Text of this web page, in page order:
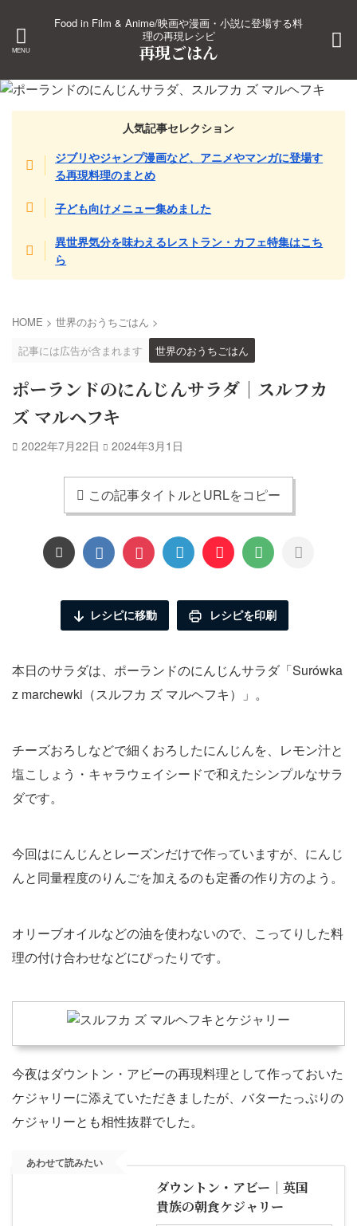
Food in Film & Anime/映画や漫画・小説に登場する料
理の再現レシピ
再現ごはん
人気記事セレクション
ジブリやジャンプ漫画など、アニメやマンガに登場す
る再現料理のまとめ
子ども向けメニュー集めました
異世界気分を味わえるレストラン・カフェ特集はこち
ら
HOME > 世界のおうちごはん >
記事には広告が含まれます
世界のおうちごはん
ポーランドのにんじんサラダ｜スルフカ
ズ マルヘフキ
2022年7月22日 2024年3月1日
この記事タイトルとURLをコピー
レシピに移動 レシピを印刷
本日のサラダは、ポーランドのにんじんサラダ「Surówka
z marchewki（スルフカ ズ マルヘフキ）」。
チーズおろしなどで細くおろしたにんじんを、レモン汁と
塩こしょう・キャラウェイシードで和えたシンプルなサラ
ダです。
今回はにんじんとレーズンだけで作っていますが、にんじ
んと同量程度のりんごを加えるのも定番の作り方のよう。
オリーブオイルなどの油を使わないので、こってりした料
理の付け合わせなどにぴったりです。
今夜はダウントン・アビーの再現料理として作っておいた
ケジャリーに添えていただきましたが、バターたっぷりの
ケジャリーとも相性抜群でした。
あわせて読みたい
ダウントン・アビー｜英国
貴族の朝食ケジャリー